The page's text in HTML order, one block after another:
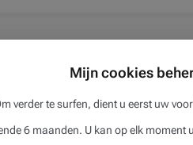
Brand- en
Uw thuis is meer dan alleen een
woning gezamenlijk te
Mijn cookies
verder te surfen, dient u eerst uw
6 maanden. U kan op elk moment